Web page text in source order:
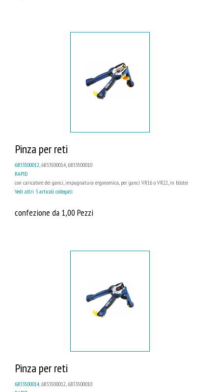
Pinza per reti
6B33500012, 6B33500014, 6B33500010
RAPID
con caricatore dei ganci, impugnatura ergonomica, per ganci VR16 o VR22, in blister
Vedi altri 3 articoli collegati
confezione da 1,00 Pezzi
Pinza per reti
6B33500014 , 6B33500012, 6B33500010